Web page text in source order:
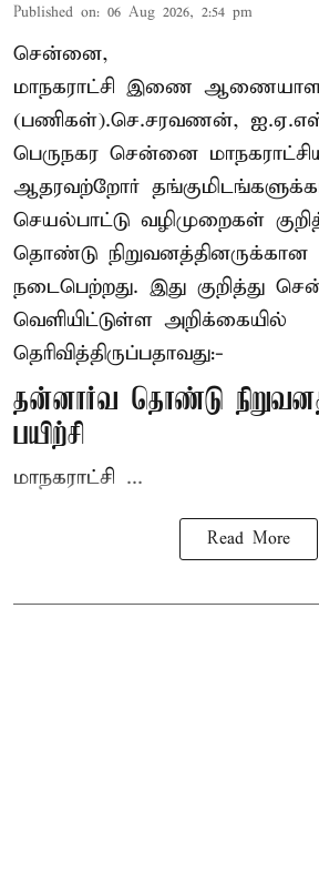
Published on: 06 Aug 2026, 2:54 pm
சென்னை,
மாநகராட்சி இணை
(பணிகள்).செ.சரவணன்,
பெருநகர சென்னை
ஆதரவற்றோர்
செயல்பாட்டு வழிமுறைகள்
தொண்டு நிறுவனத்தினருக்கான
நடைபெற்றது. இது குறித்து
வெளியிட்டுள்ள அறிக்கையில்
தெரிவித்திருப்பதாவது:-
தன்னார்வ தொண்டு
பயிற்சி
மாநகராட்சி ...
Read More